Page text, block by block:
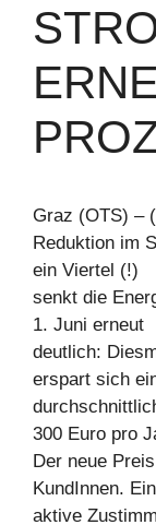
Graz (OTS) –
Reduktion im
ein Viertel (!)
senkt die
1. Juni erneut
deutlich:
erspart sich
300 Euro pro
Der neue
KundInnen.
aktive